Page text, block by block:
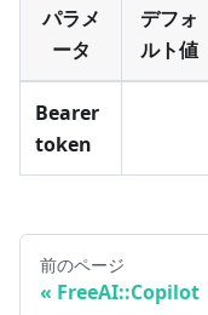
パラメ
ータ
デフォ
ルト値
Bearer
token
前のページ
FreeAI::Copilot